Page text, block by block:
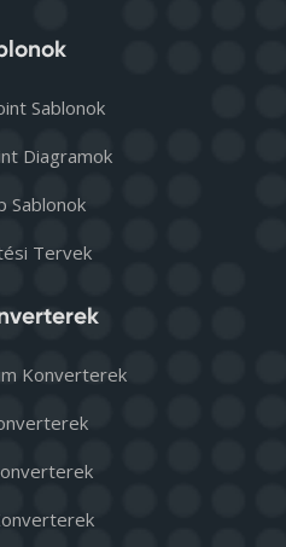
Sablonok
Diagramok
Sablonok
Tervek
Konverterek